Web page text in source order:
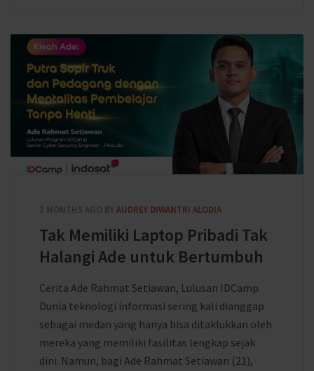
3 MONTHS AGO BY AUDREY DIWANTRI ALODIA
Tak Memiliki Laptop Pribadi Tak
Halangi Ade untuk Bertumbuh
Cerita Ade Rahmat Setiawan, Lulusan IDCamp
Dunia teknologi informasi sering kali dianggap
sebagai medan yang hanya bisa ditaklukkan oleh
mereka yang memiliki fasilitas lengkap sejak
dini. Namun, bagi Ade Rahmat Setiawan (21),